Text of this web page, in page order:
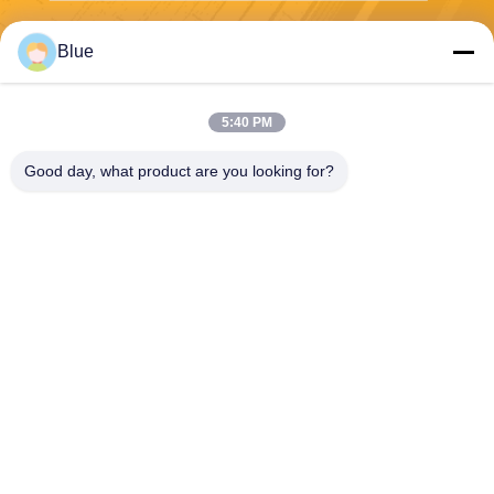
Blue
5:40 PM
Good day, what product are you looking for?